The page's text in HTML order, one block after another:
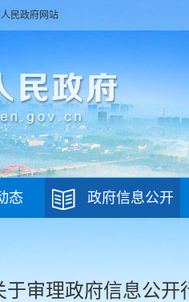
民政府网站
态 政府信息公开
审理政府信息公